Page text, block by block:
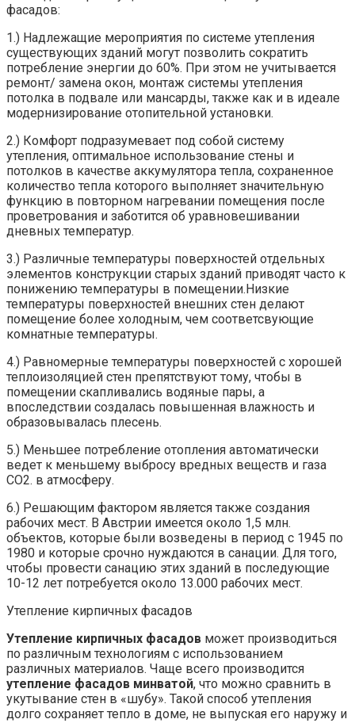
фасадов:
1.) Надлежащие мероприятия по системе утепления
существующих зданий могут позволить сократить
потребление энергии до 60%. При этом не учитывается
ремонт/ замена окон, монтаж системы утепления
потолка в подвале или мансарды, также как и в идеале
модернизирование отопительной установки.
2.) Комфорт подразумевает под собой систему
утепления, оптимальное использование стены и
потолков в качестве аккумулятора тепла, сохраненное
количество тепла которого выполняет значительную
функцию в повторном нагревании помещения после
проветрования и заботится об уравновешивании
дневных температур.
3.) Различные температуры поверхностей отдельных
элементов конструкции старых зданий приводят часто к
понижению температуры в помещении.Низкие
температуры поверхностей внешних стен делают
помещение более холодным, чем соответсвующие
комнатные температуры.
4.) Равномерные температуры поверхностей с хорошей
теплоизоляцией стен препятствуют тому, чтобы в
помещении скапливались водяные пары, а
впоследствии создалась повышенная влажность и
образовывалась плесень.
5.) Меньшее потребление отопления автоматически
ведет к меньшему выбросу вредных веществ и газа
СО2. в атмосферу.
6.) Решающим фактором является также создания
рабочих мест. В Австрии имеется около 1,5 млн.
объектов, которые были возведены в период с 1945 по
1980 и которые срочно нуждаются в санации. Для того,
чтобы провести санацию этих зданий в последующие
10-12 лет потребуется около 13.000 рабочих мест.
Утепление кирпичных фасадов
Утепление кирпичных фасадов может производиться
по различным технологиям с использованием
различных материалов. Чаще всего производится
утепление фасадов минватой, что можно сравнить в
укутывание стен в «шубу». Такой способ утепления
долго сохраняет тепло в доме, не выпуская его наружу и